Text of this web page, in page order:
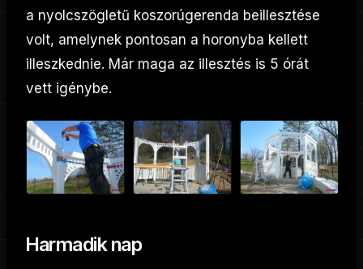
a nyolcszögletű koszorúgerenda beillesztése
volt, amelynek pontosan a horonyba kellett
illeszkednie. Már maga az illesztés is 5 órát
vett igénybe.
Harmadik nap